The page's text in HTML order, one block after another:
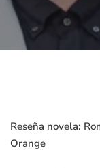
Reseña novela:
Orange